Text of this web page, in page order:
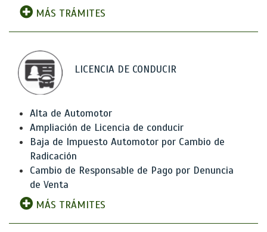
MÁS TRÁMITES
LICENCIA DE CONDUCIR
Alta de Automotor
Ampliación de Licencia de conducir
Baja de Impuesto Automotor por Cambio de
Radicación
Cambio de Responsable de Pago por Denuncia
de Venta
MÁS TRÁMITES